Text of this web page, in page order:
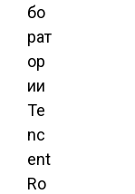
бо
рат
ор
ии
Te
nc
ent
Ro